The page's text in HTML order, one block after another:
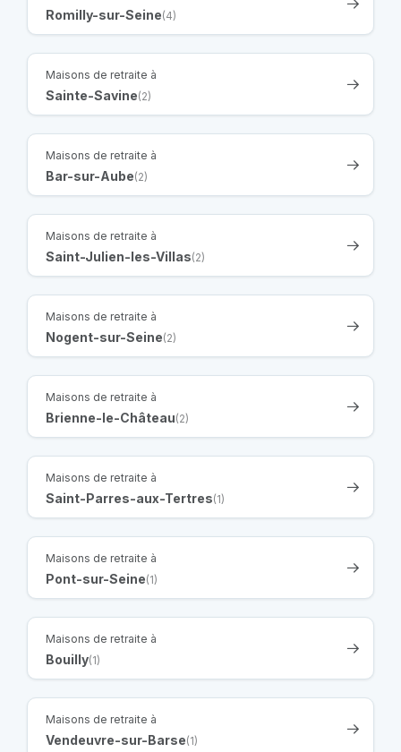
Romilly-sur-Seine(4)
Maisons de retraite à
Sainte-Savine(2)
Maisons de retraite à
Bar-sur-Aube(2)
Maisons de retraite à
Saint-Julien-les-Villas(2)
Maisons de retraite à
Nogent-sur-Seine(2)
Maisons de retraite à
Brienne-le-Château(2)
Maisons de retraite à
Saint-Parres-aux-Tertres(1)
Maisons de retraite à
Pont-sur-Seine(1)
Maisons de retraite à
Bouilly(1)
Maisons de retraite à
Vendeuvre-sur-Barse(1)